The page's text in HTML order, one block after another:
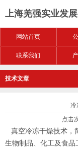
上海羌强实业发
网站首页
联系我们
技术文章
冷
点击
真空冷冻干燥技术，
生物制品、化工及食品